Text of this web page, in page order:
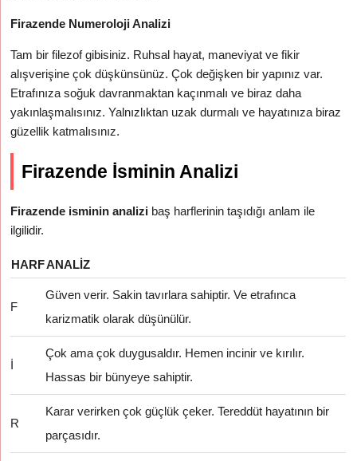
Firazende Numeroloji Analizi
Tam bir filezof gibisiniz. Ruhsal hayat, maneviyat ve fikir
alışverişine çok düşkünsünüz. Çok değişken bir yapınız var.
Etrafınıza soğuk davranmaktan kaçınmalı ve biraz daha
yakınlaşmalısınız. Yalnızlıktan uzak durmalı ve hayatınıza biraz
güzellik katmalısınız.
Firazende İsminin Analizi
Firazende isminin analizi baş harflerinin taşıdığı anlam ile
ilgilidir.
HARFANALIZ
F
Güven verir. Sakin tavırlara sahiptir. Ve etrafınca
karizmatik olarak düşünülür.
İ
Çok ama çok duygusaldır. Hemen incinir ve kırılır.
Hassas bir bünyeye sahiptir.
R
Karar verirken çok güçlük çeker. Tereddüt hayatının bir
parçasıdır.